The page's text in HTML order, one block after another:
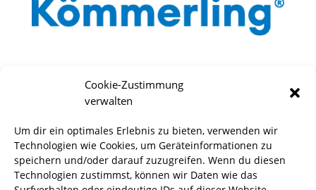
Cookie-Zustimmung
verwalten
Um dir ein optimales Erlebnis zu bieten, verwenden wir
Technologien wie Cookies, um Geräteinformationen zu
speichern und/oder darauf zuzugreifen. Wenn du diesen
Technologien zustimmst, können wir Daten wie das